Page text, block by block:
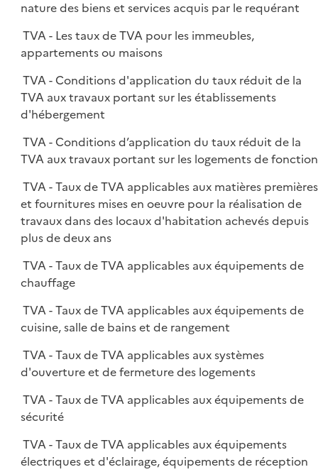
nature des biens et services acquis par le requérant
TVA - Les taux de TVA pour les immeubles,
appartements ou maisons
TVA - Conditions d'application du taux réduit de la
TVA aux travaux portant sur les établissements
d'hébergement
TVA - Conditions d’application du taux réduit de la
TVA aux travaux portant sur les logements de fonction
TVA - Taux de TVA applicables aux matières premières
et fournitures mises en oeuvre pour la réalisation de
travaux dans des locaux d'habitation achevés depuis
plus de deux ans
TVA - Taux de TVA applicables aux équipements de
chauffage
TVA - Taux de TVA applicables aux équipements de
cuisine, salle de bains et de rangement
TVA - Taux de TVA applicables aux systèmes
d'ouverture et de fermeture des logements
TVA - Taux de TVA applicables aux équipements de
sécurité
TVA - Taux de TVA applicables aux équipements
électriques et d'éclairage, équipements de réception